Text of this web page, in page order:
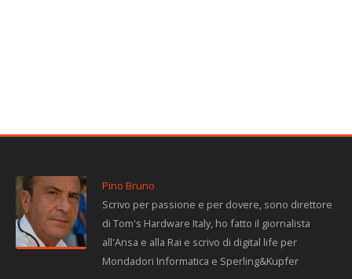
Pino Bruno
Scrivo per passione e per dovere, sono direttore
di Tom's Hardware Italy, ho fatto il giornalista
all'Ansa e alla Rai e scrivo di digital life per
Mondadori Informatica e Sperling&Kupfer